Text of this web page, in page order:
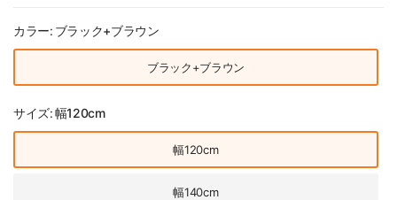
カラー: ブラック+ブラウン
ブラック+ブラウン
サイズ:幅120cm
幅120cm
幅140cm